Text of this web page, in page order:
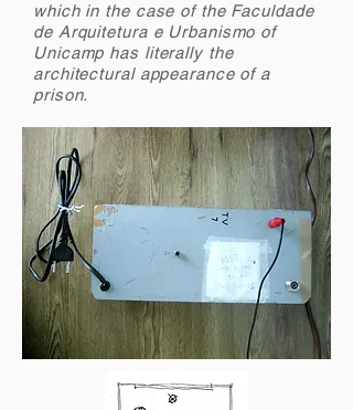
which in the case of the Faculdade
de Arquitetura e Urbanismo of
Unicamp has literally the
architectural appearance of a
prison.